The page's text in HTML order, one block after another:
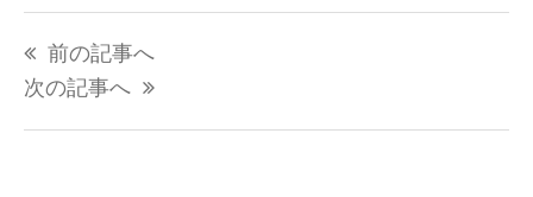
稿
ナ
前の記事へ
次の記事へ